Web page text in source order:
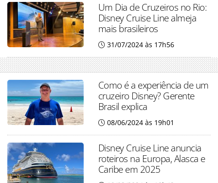
Um Dia de Cruzeiros no Rio:
Disney Cruise Line almeja
mais brasileiros
31/07/2024 às 17h56
Como é a experiência de um
cruzeiro Disney? Gerente
Brasil explica
08/06/2024 às 19h01
Disney Cruise Line anuncia
roteiros na Europa, Alasca e
Caribe em 2025